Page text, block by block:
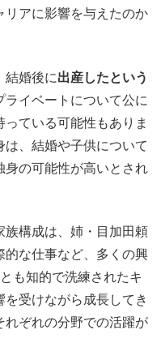
リアに影響を与えたのか
結婚後に出産したという
ライベートについて公に
ている可能性もありま
、結婚や子供について
身の可能性が高いとされ
族構成は、姉・目加田頼
的な仕事など、多くの興
も知的で洗練されたキ
受けながら成長してき
れぞれの分野での活躍が